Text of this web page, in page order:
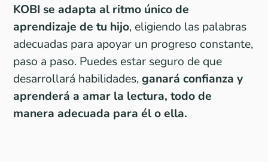
KOBI se adapta al ritmo único de
aprendizaje de tu hijo, eligiendo las palabras
adecuadas para apoyar un progreso constante,
paso a paso. Puedes estar seguro de que
desarrollará habilidades,ganará confianza y
aprenderá a amar la lectura, todo de
manera adecuada para él o ella.